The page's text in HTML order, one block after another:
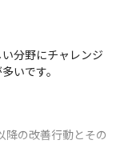
分野にチャレンジ
いです。
降の改善行動とその